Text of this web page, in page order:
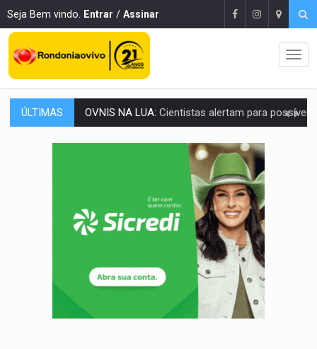
Seja Bem vindo. Entrar / Assinar
ÚLTIMAS ACABOU COM PEUGEOT:Incêndio destrói carro que era rebocado para oficina
VÍDEO:Ladrão é filmado furtando moto na frente do bar
BOLSAS DE PESQUISA: Iniciativa Amazônia+10 lança chamada para fortalecer
Brasil tem grandes reservas de urânio, mas produz pouco e
VÍDEO:Serpente capturada na fábrica da Coca-Cola é
Cientistas cassados pelo AI-5 se tornam pesquisadores
VÍDEO:Líder religioso é preso por abusar de fiéis sob pretexto de
LEVANTAMENTO:Brasil tem uma história marcada por guerras, revoltas e